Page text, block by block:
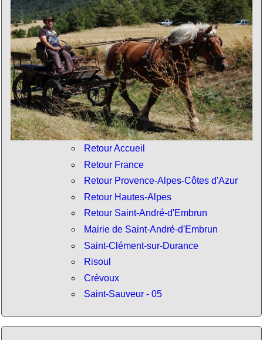
Retour Accueil
Retour France
Retour Provence-Alpes-Côtes d'Azur
Retour Hautes-Alpes
Retour Saint-André-d'Embrun
Mairie de Saint-André-d'Embrun
Saint-Clément-sur-Durance
Risoul
Crévoux
Saint-Sauveur - 05